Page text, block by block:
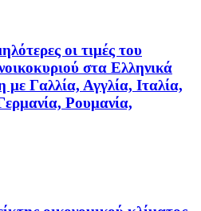
οι τιμές του
στα Ελληνικά
Γαλλία, Αγγλία, Ιταλία,
Ρουμανία,